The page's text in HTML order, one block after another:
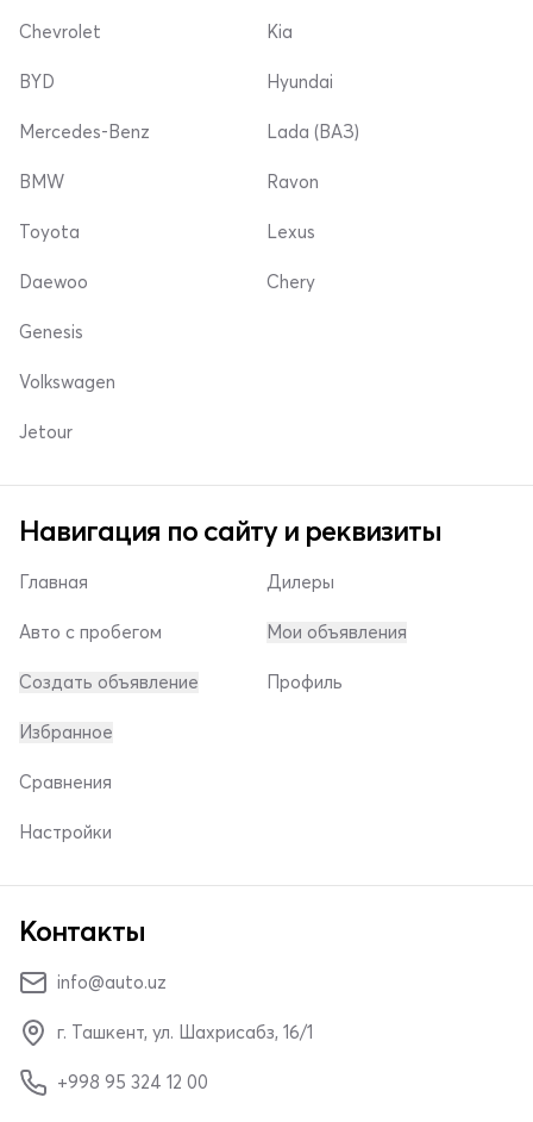
Chevrolet
BYD
Mercedes-Benz
Kia
Hyundai
Lada (ВАЗ)
BMW
Toyota
Daewoo
Ravon
Lexus
Chery
Genesis
Volkswagen
Jetour
Навигация по сайту и реквизиты
Главная
Авто с пробегом
Создать объявление
Дилеры
Мои объявления
Профиль
Избранное
Сравнения
Настройки
Контакты
info@auto.uz
г. Ташкент, ул. Шахрисабз, 16/1
+998 95 324 12 00